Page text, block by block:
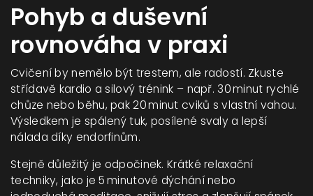
Pohyb a duševní
rovnováha v praxi
Cvičení by nemělo být trestem, ale radostí. Zkuste
střídavě kardio a silový trénink – např. 30 minut rychlé
chůze nebo běhu, pak 20 minut cviků s vlastní vahou.
Výsledkem je spálený tuk, posílené svaly a lepší
nálada díky endorfinům.
Stejně důležitý je odpočinek. Krátké relaxační
techniky, jako je 5 minutové dýchání nebo